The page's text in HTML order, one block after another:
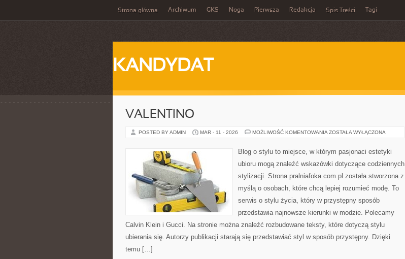
Strona główna Archiwum GKS Noga Pierwsza Redakcja Spis Treści Tagi
KANDYDAT
VALENTINO
POSTED BY ADMIN MAR - 11 - 2026 MOŻLIWOŚĆ KOMENTOWANIA VALENTINO
ZOSTAŁA WYŁĄCZONA
Blog o stylu to miejsce, w którym pasjonaci estetyki
ubioru mogą znaleźć wskazówki dotyczące codziennych
stylizacji. Strona pralniafoka.com.pl została stworzona z
myślą o osobach, które chcą lepiej rozumieć modę. To
serwis o stylu życia, który w przystępny sposób
przedstawia najnowsze kierunki w modzie. Polecamy
Calvin Klein i Gucci. Na stronie można znaleźć rozbudowane teksty, które dotyczą stylu
ubierania się. Autorzy publikacji starają się przedstawiać styl w sposób przystępny. Dzięki
temu […]